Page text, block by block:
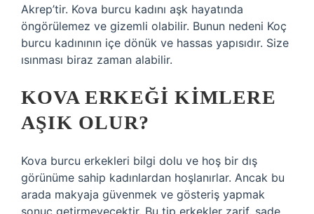
Akrep’tir. Kova burcu kadını aşk hayatında
öngörülemez ve gizemli olabilir. Bunun nedeni Koç
burcu kadınının içe dönük ve hassas yapısıdır. Size
ısınması biraz zaman alabilir.
KOVA ERKEĞI KIMLERE
AŞIK OLUR?
Kova burcu erkekleri bilgi dolu ve hoş bir dış
görünüme sahip kadınlardan hoşlanırlar. Ancak bu
arada makyaja güvenmek ve gösteriş yapmak
sonuç getirmeyecektir. Bu tip erkekler zarif, sade